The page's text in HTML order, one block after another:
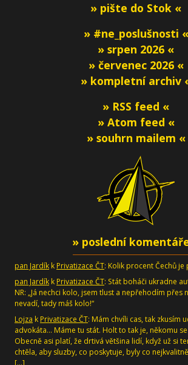
» pište do Stok «
» #ne_poslušnosti «
» srpen 2026 «
» červenec 2026 «
» kompletní archiv
» RSS feed «
» Atom feed «
» souhrn mailem «
» poslední
pan Jardík k Privatizace ČT: Kolik procent Čechů je
pan Jardík k Privatizace ČT: Stát boháči ukradne
NR: „Já nechci kolo, jsem tlust a nepřehodím přes
nevadí, tady máš kolo!“
Lojza k Privatizace ČT: Mám chvíli cas, tak zkusím
advokáta... Máme tu stát. Holt to tak je, někomu
Obecně asi platí, že drtivá většina lidí, když už si
chtěla, aby sluzby, co poskytuje, byly co
[…]